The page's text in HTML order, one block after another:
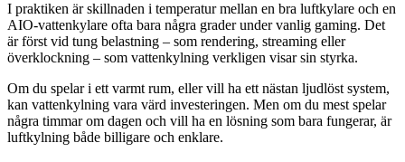
I praktiken är skillnaden i temperatur mellan en bra luftkylare och en
AIO‑vattenkylare ofta bara några grader under vanlig gaming. Det
är först vid tung belastning – som rendering, streaming eller
överklockning – som vattenkylning verkligen visar sin styrka.
Om du spelar i ett varmt rum, eller vill ha ett nästan ljudlöst system,
kan vattenkylning vara värd investeringen. Men om du mest spelar
några timmar om dagen och vill ha en lösning som bara fungerar, är
luftkylning både billigare och enklare.